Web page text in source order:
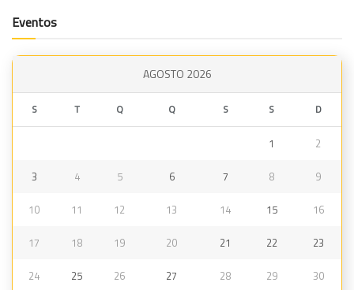
Eventos
AGOSTO 2026
S T Q Q S S D
1 2
3 4 5 6 7 8 9
10 11 12 13 14 15 16
17 18 19 20 21 22 23
24 25 26 27 28 29 30